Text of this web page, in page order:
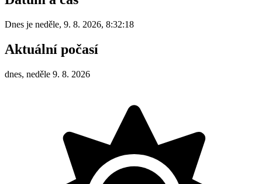
Dnes je neděle, 9. 8. 2026, 8:32:18
Aktuální počasí
dnes, neděle 9. 8. 2026